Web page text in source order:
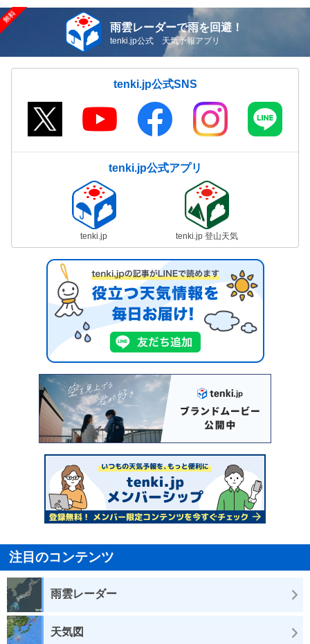
雨雲レーダーで雨を回避！
tenki.jp公式 天気予報アプリ
tenki.jp公式SNS
tenki.jp公式アプリ
tenki.jp tenki.jp 登山天気
注目のコンテンツ
雨雲レーダー
天気図